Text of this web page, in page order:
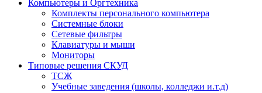
Компьютеры и Оргтехника
Комплекты персонального компьютера
Системные блоки
Сетевые фильтры
Клавиатуры и мыши
Мониторы
Типовые решения СКУД
ТСЖ
Учебные заведения (школы, колледжи и.т.д)